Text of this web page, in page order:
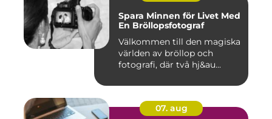
Spara Minnen för Livet Med
En Bröllopsfotograf
Välkommen till den magiska
världen av bröllop och
fotografi, där två hj&au...
07. aug